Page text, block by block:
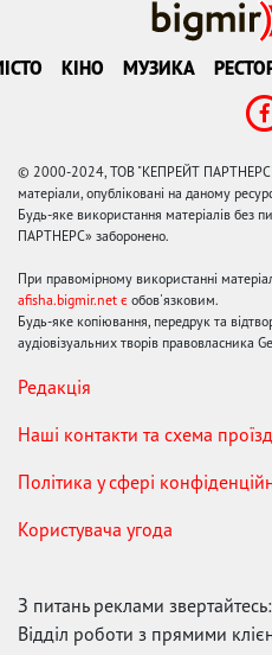
КІНО МУЗИКА
© 2000-2024, ТОВ "КЕПРЕЙТ ПАРТНЕРС".
матеріали, опубліковані на даному
Будь-яке використання матеріалів без
ПАРТНЕРС» заборонено.
При правомірному використанні
afisha.bigmir.net є обов'язковим.
Будь-яке копіювання, передрук та
аудіовізуальних творів правовласника
Редакція
Наші контакти та схема
Політика у сфері
Користувача угода
З питань реклами звертайтесь:
Відділ роботи з прямими